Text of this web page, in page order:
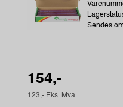
Sendes
154,-
123,- Eks. Mva.